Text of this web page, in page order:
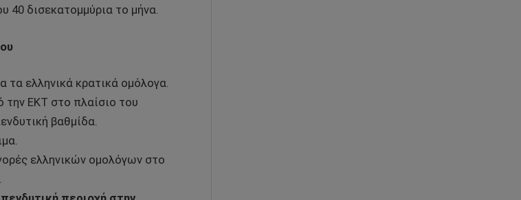
40 δισεκατομμύρια το μήνα.
τα ελληνικά κρατικά ομόλογα.
την ΕΚΤ στο πλαίσιο του
βαθμίδα.
ελληνικών ομολόγων στο